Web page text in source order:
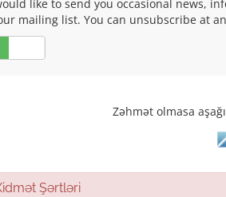
like to send you occasional news,
mailing list. You can unsubscribe at
Zəhmət olmasa
Şərtləri